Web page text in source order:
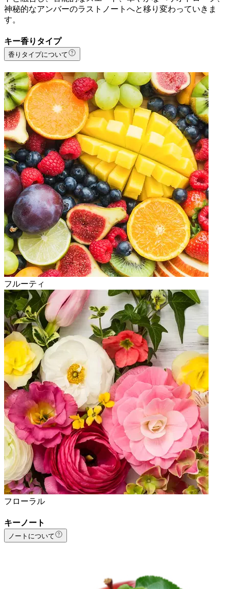
神秘的なアンバーのラストノートへと移り変わっていきま
す。
キー香りタイプ
香りタイプについて
フルーティ
フローラル
キーノート
ノートについて